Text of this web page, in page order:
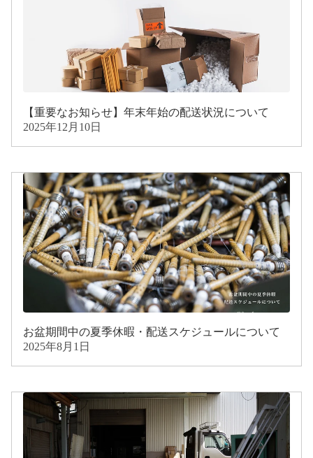
【重要なお知らせ】年末年始の配送状況について
2025年12月10日
お盆期間中の夏季休暇・配送スケジュールについて
2025年8月1日